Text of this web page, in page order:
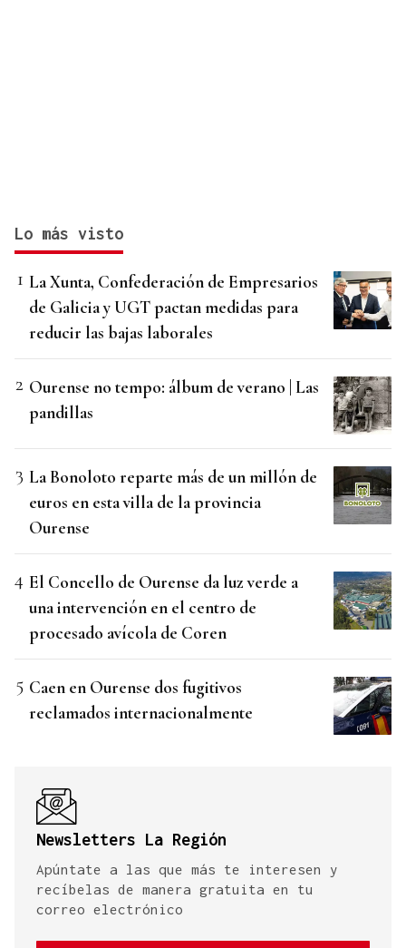
Lo más visto
La Xunta, Confederación de Empresarios
de Galicia y UGT pactan medidas para
reducir las bajas laborales
Ourense no tempo: álbum de verano | Las
pandillas
La Bonoloto reparte más de un millón de
euros en esta villa de la provincia
Ourense
El Concello de Ourense da luz verde a
una intervención en el centro de
procesado avícola de Coren
Caen en Ourense dos fugitivos
reclamados internacionalmente
Newsletters La Región
Apúntate a las que más te interesen y
recíbelas de manera gratuita en tu
correo electrónico